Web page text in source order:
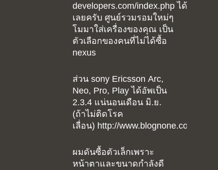
developers.com/index.php ได้
เลยครับ ศูนย์รวมรอมใหม่ๆ
โมมาใส่เครื่องของคุณ เป็น
ตัวเลือกของคนที่ไม่ได้ซื้อ
nexus
ส่วน sony Ericsson Arc,
Neo, Pro, Play ได้อัพเป็น
2.3.4 แน่นอนเดือน มิ.ย.
(ถ้าไม่ติดโรค
เลื่อน) http://www.blognone.com/
ผมดันซื้อตัวเล็กเพราะ
หน้าตาและขนาดกำลังดี